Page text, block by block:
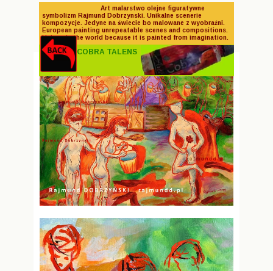
Art malarstwo olejne figuratywne
symbolizm Rajmund Dobrzynski. Unikalne scenerie
kompozycje. Jedyne na świecie bo malowane z wyobraźni.
European painting unrepeatable scenes and compositions.
Unique in the world because it is painted from imagination.
Watermixable Oil Paintings
COBRA TALENS